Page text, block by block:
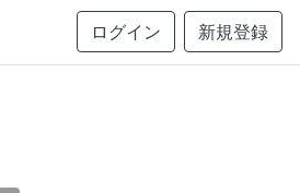
ログイン 新規登録